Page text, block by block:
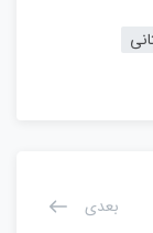
بعدی